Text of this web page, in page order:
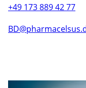
+49 173 889 42 77